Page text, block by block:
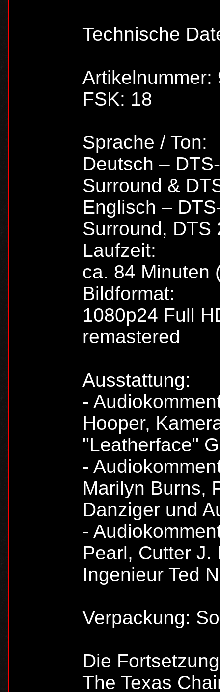
Technische
Artikelnummer:
FSK: 18
Sprache / Ton:
Deutsch –
Surround &
Englisch –
Surround, DTS
Laufzeit:
ca. 84 Minuten
Bildformat:
1080p24 Full
remastered
Ausstattung:
-
Hooper,
"Leatherface"
-
Marilyn Burns,
Danziger und
-
Pearl, Cutter J.
Ingenieur Ted
Verpackung:
Die
The Texas